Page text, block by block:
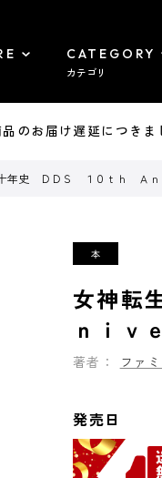
CATEGORY
カテゴリ
のお届け遅延につきま
年史 ＤＤＳ １０ｔｈ Ａｎ
女神転
ｎｉｖ
著者： ファ
発売日